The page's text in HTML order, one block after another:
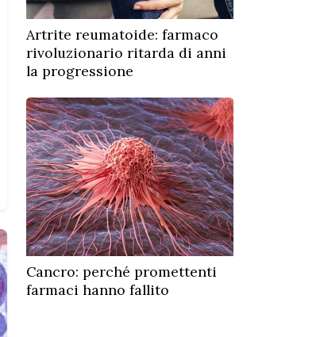
Artrite reumatoide: farmaco
rivoluzionario ritarda di anni
la progressione
Cancro: perché promettenti
farmaci hanno fallito